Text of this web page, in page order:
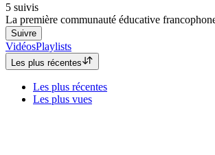
5 suivis
La première communauté éducative
Suivre
VidéosPlaylists
Les plus récentes
Les plus récentes
Les plus vues